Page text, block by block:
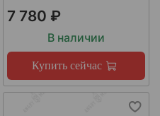
7 780 ₽
В наличии
Купить сейчас